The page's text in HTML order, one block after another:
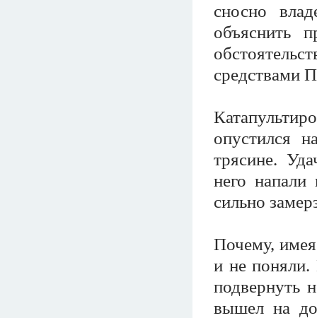
сносно
объяснить
средствами
опустился
трясине.
него
сильно
Почему,
и не поняли.
подвернуть
вышел на